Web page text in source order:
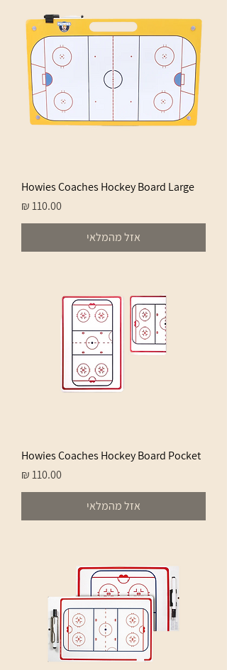
Howies Coaches Hockey Board Large
מחיר
אזל מהמלאי
Howies Coaches Hockey Board Pocket
מחיר
אזל מהמלאי